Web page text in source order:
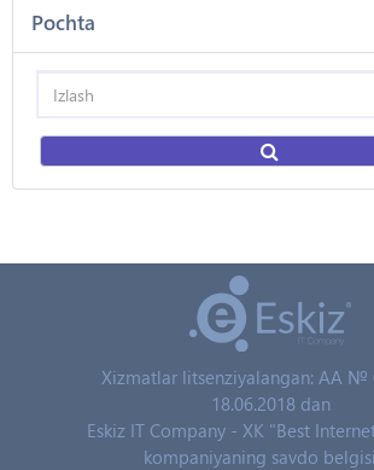
Pochta
Xizmatlar litsenziyalangan: AA №
18.06.2018 dan
Eskiz IT Company - XK "Best
kompaniyaning savdo